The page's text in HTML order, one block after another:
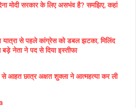
मोदी सरकार के लिए असभंव है? समझिए, कहां
से पहले कांग्रेस को डबल झटका, मिलिंद
नेता ने पद से दिया इस्तीफा
से आहत छात्र अक्षत शुक्ला ने आत्महत्या कर ली